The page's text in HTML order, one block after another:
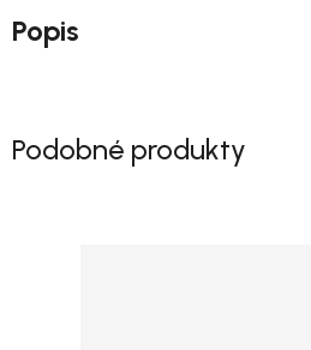
Popis
Podobné produkty